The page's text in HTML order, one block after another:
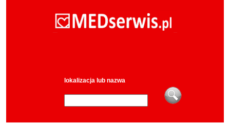
lokalizacja lub nazwa